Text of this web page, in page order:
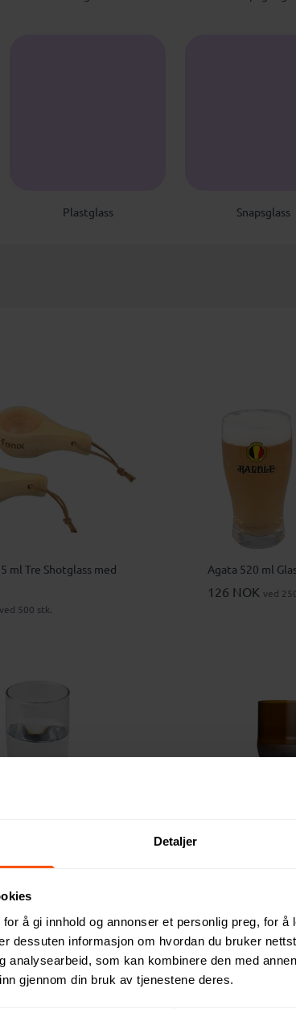
Detaljer
å gi innhold og annonser et personlig preg, for
dessuten informasjon om hvordan du bruker
analysearbeid, som kan kombinere den med
gjennom din bruk av tjenestene deres.
C
Plastglass Snapsglass
ml Tre Shotglass med
ved 500 stk.
Agata 520 ml
126 NOK ved
Firkantet